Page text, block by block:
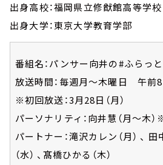
出身高校：福岡県立修猷館高等学校
出身大学：東京大学教育学部
番組名：パンサー向井の#ふらっと
放送時間：毎週月～木曜日 午
※初回放送：3月28日（月）
パーソナリティ：向井慧（月～木
パートナー：滝沢カレン（月） 、 田
（水） 、髙橋ひかる（木）